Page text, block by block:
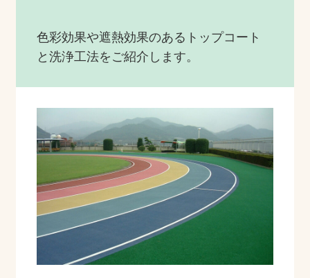
色彩効果や遮熱効果のあるトップコート
と洗浄工法をご紹介します。